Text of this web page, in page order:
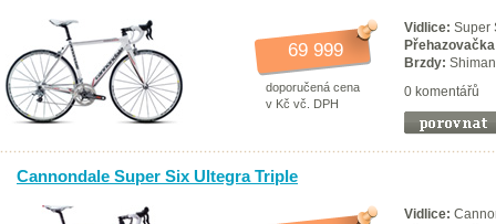
69 999
doporučená cena
v Kč vč. DPH
Vidlice: Super
Brzdy:
0 komentářů
Cannondale Super Six Ultegra Triple
Vidlice: